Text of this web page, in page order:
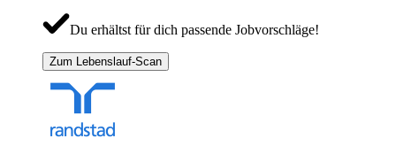
Du erhältst für dich passende Jobvorschläge!
Zum Lebenslauf-Scan